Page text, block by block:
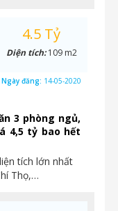
3 phòng ngủ,
4,5 tỷ bao hết
tích lớn nhất
Thọ,…
4.5 Tỷ
Diện tích:109 m2
Ngày đăng: 14-05-2020